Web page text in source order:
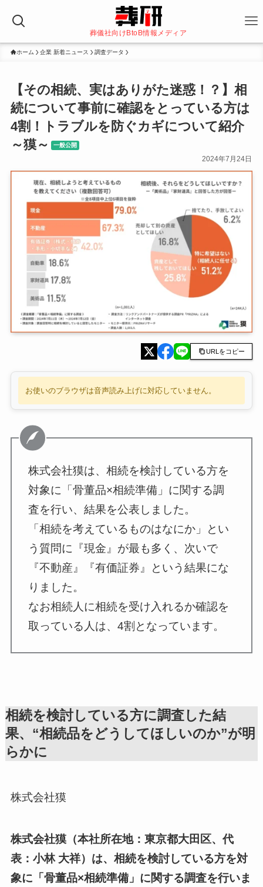
葬儀社向けBtoB情報メディア
ホーム 企業 新着ニュース 調査データ
【その相続、実はありがた迷惑！？】相
続について事前に確認をとっている方は
4割！トラブルを防ぐカギについて紹介
～獏～
一般公開
2024年7月24日
URLをコピー
お使いのブラウザは音声読み上げに対応していません。
株式会社獏は、相続を検討している方を
対象に「骨董品×相続準備」に関する調
査を行い、結果を公表しました。
「相続を考えているものはなにか」とい
う質問に『現金』が最も多く、次いで
『不動産』『有価証券』という結果にな
りました。
なお相続人に相続を受け入れるか確認を
取っている人は、4割となっています。
相続を検討している方に調査した結
果、“相続品をどうしてほしいのか”が明
らかに
株式会社獏
株式会社獏（本社所在地：東京都大田区、代
表：小林 大祥）は、相続を検討している方を対
象に「骨董品×相続準備」に関する調査を行いま